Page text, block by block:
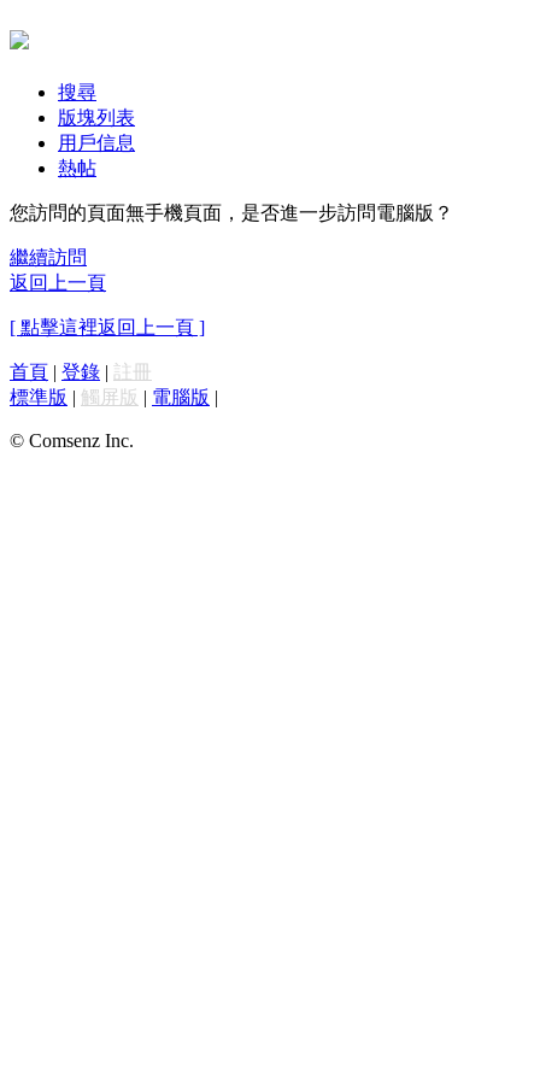
搜尋
版塊列表
用戶信息
熱帖
您訪問的頁面無手機頁面，是否進一步訪問電腦版？
繼續訪問
返回上一頁
[ 點擊這裡返回上一頁 ]
首頁 | 登錄 | 註冊
標準版 | 觸屏版 | 電腦版 |
© Comsenz Inc.